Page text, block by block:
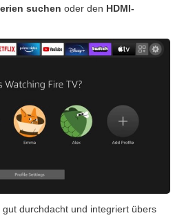
suchen oder den HDMI-
durchdacht und integriert übers